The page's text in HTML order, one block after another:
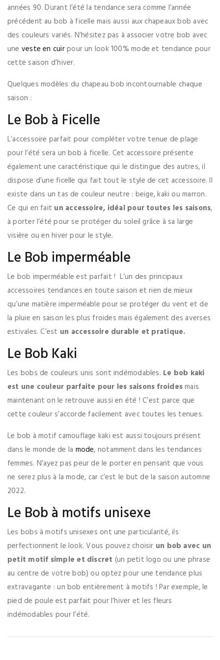
années 90. Durant l’été la tendance sera comme l’année
précédent au bob à ficelle mais aussi aux chapeaux bob avec
des couleurs variés. N’hésitez pas à associer votre bob avec
une veste en cuirpour un look 100% mode et tendance pour
cette saison d’hiver.
Quelques modèles du chapeau bob incontournable chaque
saison :
Le Bob à Ficelle
L’accessoire parfait pour compléter votre tenue de plage
pour l’été sera un bob à ficelle. Cet accessoire présente
également une caractéristique qui le distingue des autres, il
dispose d’une ficelle qui fait tout le style de cet accessoire. Il
existe dans un tas de couleur neutre : beige, kaki ou marron.
Ce qui en fait un accessoire, idéal pour toutes les saisons,
à porter l’été pour se protéger du soleil grâce à sa large
visière ou en hiver pour le style.
Le Bob imperméable
Le bob imperméable est parfait ! L’un des principaux
accessoires tendances en toute saison et rien de mieux
qu’une matière imperméable pour se protéger du vent et de
la pluie en saison les plus froides mais également des averses
estivales. C’est un accessoire durable et pratique.
Le Bob Kaki
Les bobs de couleurs unis sont indémodables. Le bob kaki
est une couleur parfaite pour les saisons froidesmais
maintenant on le retrouve aussi en été ! C’est parce que
cette couleur s’accorde facilement avec toutes les tenues.
Le bob à motif camouflage kaki est aussi toujours présent
dans le monde de la mode, notamment dans les tendances
femmes. N’ayez pas peur de le porter en pensant que vous
ne serez plus à la mode, car c’est le but de la saison automne
2022.
Le Bob à motifs unisexe
Les bobs à motifs unisexes ont une particularité, ils
perfectionnent le look. Vous pouvez choisir un bob avec un
petit motif simple et discret (un petit logo ou une phrase
au centre de votre bob) ou optez pour une tendance plus
extravagante : un bob entièrement à motifs ! Par exemple, le
pied de poule est parfait pour l’hiver et les fleurs
indémodables pour l’été.